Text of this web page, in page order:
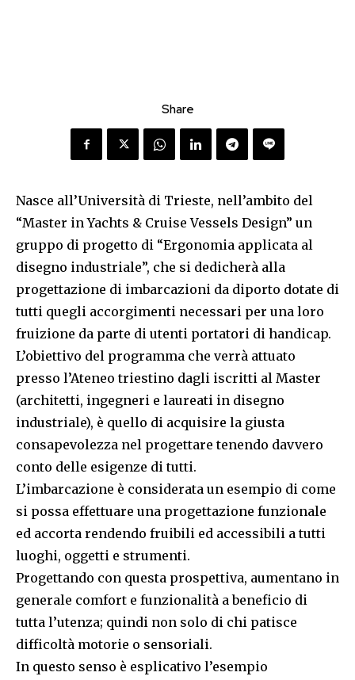
Share
Nasce all’Università di Trieste, nell’ambito del
“Master in Yachts & Cruise Vessels Design” un
gruppo di progetto di “Ergonomia applicata al
disegno industriale”, che si dedicherà alla
progettazione di imbarcazioni da diporto dotate di
tutti quegli accorgimenti necessari per una loro
fruizione da parte di utenti portatori di handicap.
L’obiettivo del programma che verrà attuato
presso l’Ateneo triestino dagli iscritti al Master
(architetti, ingegneri e laureati in disegno
industriale), è quello di acquisire la giusta
consapevolezza nel progettare tenendo davvero
conto delle esigenze di tutti.
L’imbarcazione è considerata un esempio di come
si possa effettuare una progettazione funzionale
ed accorta rendendo fruibili ed accessibili a tutti
luoghi, oggetti e strumenti.
Progettando con questa prospettiva, aumentano in
generale comfort e funzionalità a beneficio di
tutta l’utenza; quindi non solo di chi patisce
difficoltà motorie o sensoriali.
In questo senso è esplicativo l’esempio